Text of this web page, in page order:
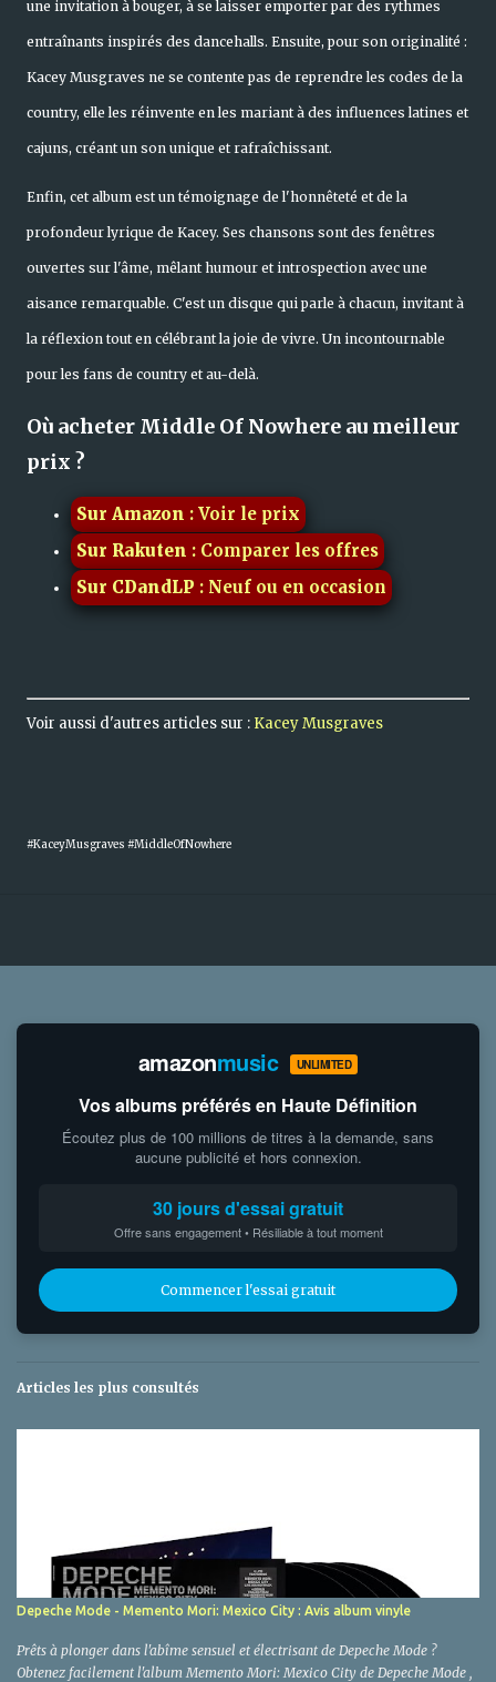
une invitation à bouger, à se laisser emporter par des rythmes
entraînants inspirés des dancehalls. Ensuite, pour son originalité :
Kacey Musgraves ne se contente pas de reprendre les codes de la
country, elle les réinvente en les mariant à des influences latines et
cajuns, créant un son unique et rafraîchissant.
Enfin, cet album est un témoignage de l'honnêteté et de la
profondeur lyrique de Kacey. Ses chansons sont des fenêtres
ouvertes sur l'âme, mêlant humour et introspection avec une
aisance remarquable. C'est un disque qui parle à chacun, invitant à
la réflexion tout en célébrant la joie de vivre. Un incontournable
pour les fans de country et au-delà.
Où acheter Middle Of Nowhere au meilleur
prix ?
Sur Amazon : Voir le prix
Sur Rakuten : Comparer les offres
Sur CDandLP : Neuf ou en occasion
Voir aussi d'autres articles sur : Kacey Musgraves
#KaceyMusgraves #MiddleOfNowhere
amazonmusic UNLIMITED
Vos albums préférés en Haute Définition
Écoutez plus de 100 millions de titres à la demande, sans
aucune publicité et hors connexion.
30 jours d'essai gratuit
Offre sans engagement • Résiliable à tout moment
Commencer l'essai gratuit
Articles les plus consultés
Depeche Mode - Memento Mori: Mexico City : Avis album vinyle
Prêts à plonger dans l'abîme sensuel et électrisant de Depeche Mode ?
Obtenez facilement l'album Memento Mori: Mexico City de Depeche Mode ,